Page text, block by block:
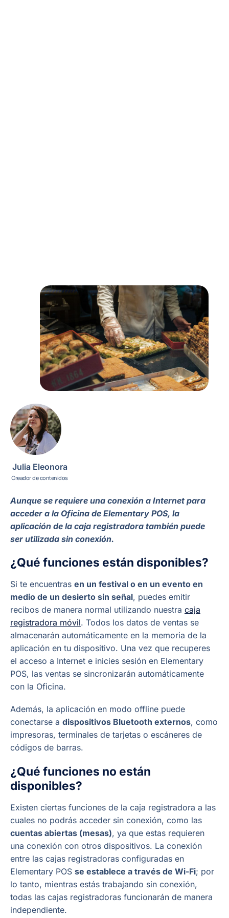
Julia Eleonora
Creador de contenidos
Aunque se requiere una conexión a Internet para
acceder a la Oficina de Elementary POS, la
aplicación de la caja registradora también puede
ser utilizada sin conexión.
¿Qué funciones están disponibles?
Si te encuentras en un festival o en un evento en
medio de un desierto sin señal, puedes emitir
recibos de manera normal utilizando nuestra caja
registradora móvil. Todos los datos de ventas se
almacenarán automáticamente en la memoria de la
aplicación en tu dispositivo. Una vez que recuperes
el acceso a Internet e inicies sesión en Elementary
POS, las ventas se sincronizarán automáticamente
con la Oficina.
Además, la aplicación en modo offline puede
conectarse a dispositivos Bluetooth externos, como
impresoras, terminales de tarjetas o escáneres de
códigos de barras.
¿Qué funciones no están
disponibles?
Existen ciertas funciones de la caja registradora a las
cuales no podrás acceder sin conexión, como las
cuentas abiertas (mesas), ya que estas requieren
una conexión con otros dispositivos. La conexión
entre las cajas registradoras configuradas en
Elementary POS se establece a través de Wi-Fi; por
lo tanto, mientras estás trabajando sin conexión,
todas las cajas registradoras funcionarán de manera
independiente.